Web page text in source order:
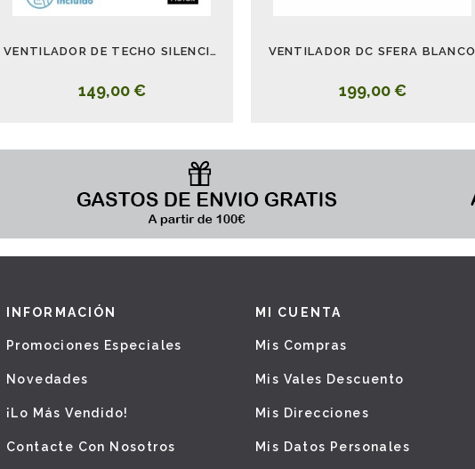
VENTILADOR DE TECHO SILENCIOSO CON LUZ NEGRO BLANCO TURIA
149,00 €
VENTILADOR DC SFERA BLANCO
199,00 €
INFORMACIÓN
Promociones Especiales
Novedades
¡Lo Más Vendido!
Contacte Con Nosotros
MI CUENTA
Mis Compras
Mis Vales Descuento
Mis Direcciones
Mis Datos Personales